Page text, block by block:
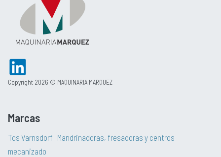
Copyright 2026 © MAQUINARIA MARQUEZ
Marcas
Tos Varnsdorf | Mandrinadoras, fresadoras y centros
mecanizado